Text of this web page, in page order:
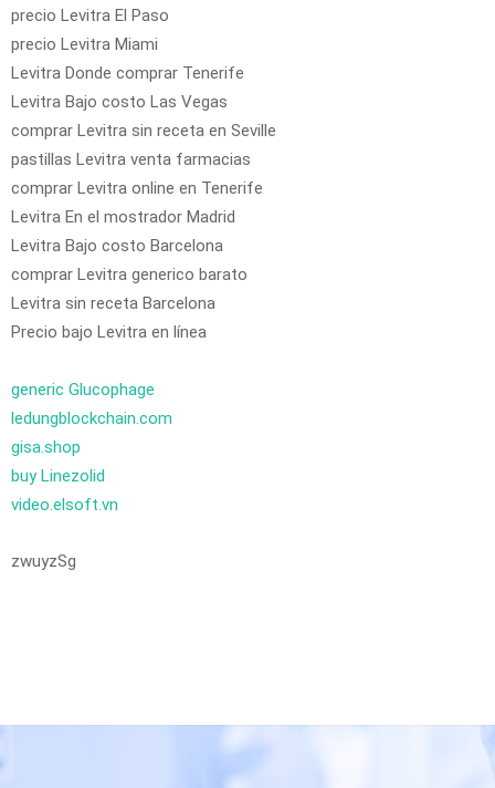
precio Levitra El Paso
precio Levitra Miami
Levitra Donde comprar Tenerife
Levitra Bajo costo Las Vegas
comprar Levitra sin receta en Seville
pastillas Levitra venta farmacias
comprar Levitra online en Tenerife
Levitra En el mostrador Madrid
Levitra Bajo costo Barcelona
comprar Levitra generico barato
Levitra sin receta Barcelona
Precio bajo Levitra en línea
generic Glucophage
ledungblockchain.com
gisa.shop
buy Linezolid
video.elsoft.vn
zwuyzSg